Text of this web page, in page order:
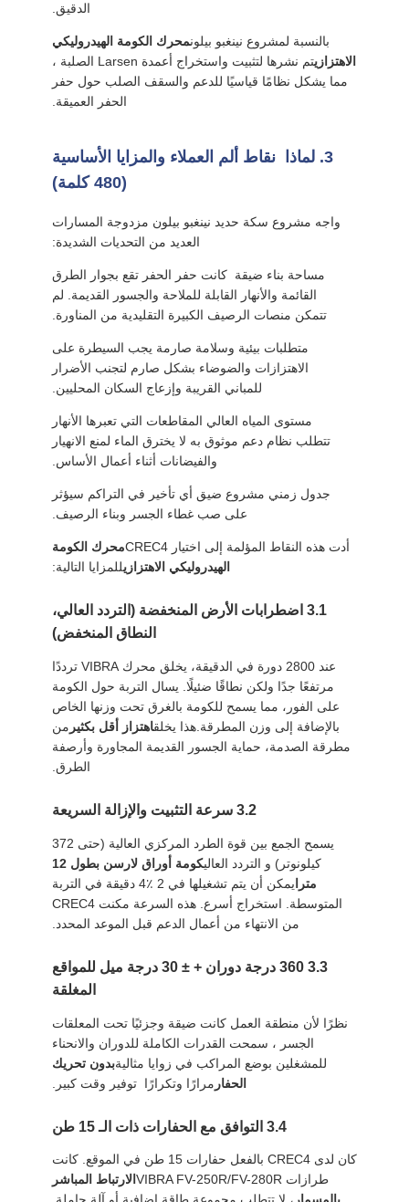
الدقيق.
بالنسبة لمشروع نينغبو بيلونمحرك الكومة الهيدروليكي
الاهتزازي
تم نشرها لتثبيت واستخراج أعمدة Larsen الصلبة ،
مما يشكل نظامًا قياسيًا للدعم والسقف الصلب حول حفر
الحفر العميقة.
3. لماذا ️ نقاط ألم العملاء والمزايا الأساسية
(480 كلمة)
واجه مشروع سكة حديد نينغبو بيلون مزدوجة المسارات
العديد من التحديات الشديدة:
مساحة بناء ضيقة ️ كانت حفر الحفر تقع بجوار الطرق
القائمة والأنهار القابلة للملاحة والجسور القديمة. لم
تتمكن منصات الرصيف الكبيرة التقليدية من المناورة.
متطلبات بيئية وسلامة صارمة يجب السيطرة على
الاهتزازات والضوضاء بشكل صارم لتجنب الأضرار
للمباني القريبة وإزعاج السكان المحليين.
مستوى المياه العالي المقاطعات التي تعبرها الأنهار
تتطلب نظام دعم موثوق به لا يخترق الماء لمنع الانهيار
والفيضانات أثناء أعمال الأساس.
جدول زمني مشروع ضيق أي تأخير في التراكم سيؤثر
على صب غطاء الجسر وبناء الرصيف.
أدت هذه النقاط المؤلمة إلى اختيار CREC4
محرك الكومة
الهيدروليكي الاهتزازيللمزايا التالية:
3.1 اضطرابات الأرض المنخفضة (التردد العالي،
النطاق المنخفض)
عند 2800 دورة في الدقيقة، يخلق محرك VIBRA ترددًا
مرتفعًا جدًا ولكن نطاقًا ضئيلًا. يسال التربة حول الكومة
على الفور، مما يسمح للكومة بالغرق تحت وزنها الخاص
بالإضافة إلى وزن المطرقة.هذا يخلقاهتزاز أقل بكثير من
مطرقة الصدمة، حماية الجسور القديمة المجاورة وأرصفة
الطرق.
3.2 سرعة التثبيت والإزالة السريعة
يسمح الجمع بين قوة الطرد المركزي العالية (حتى 372
كيلونوتر) و التردد العالي
كومة أوراق لارسن بطول 12
مترا
يمكن أن يتم تشغيلها في 2 ٪4 دقيقة في التربة
المتوسطة. استخراج أسرع. هذه السرعة مكنت CREC4
من الانتهاء من أعمال الدعم قبل الموعد المحدد.
3.3 360 درجة دوران + ± 30 درجة ميل للمواقع
المغلقة
نظرًا لأن منطقة العمل كانت ضيقة وجزئيًا تحت المعلقات
الجسر ، سمحت القدرات الكاملة للدوران والانحناء
للمشغلين بوضع المراكب في زوايا مثاليةبدون تحريك
الحفار مرارًا وتكرارًا ‬ توفير وقت كبير.
3.4 التوافق مع الحفارات ذات الـ 15 طن
كان لدى CREC4 بالفعل حفارات 15 طن في الموقع. كانت
طرازات VIBRA FV-250R/FV-280R
الارتباط المباشر